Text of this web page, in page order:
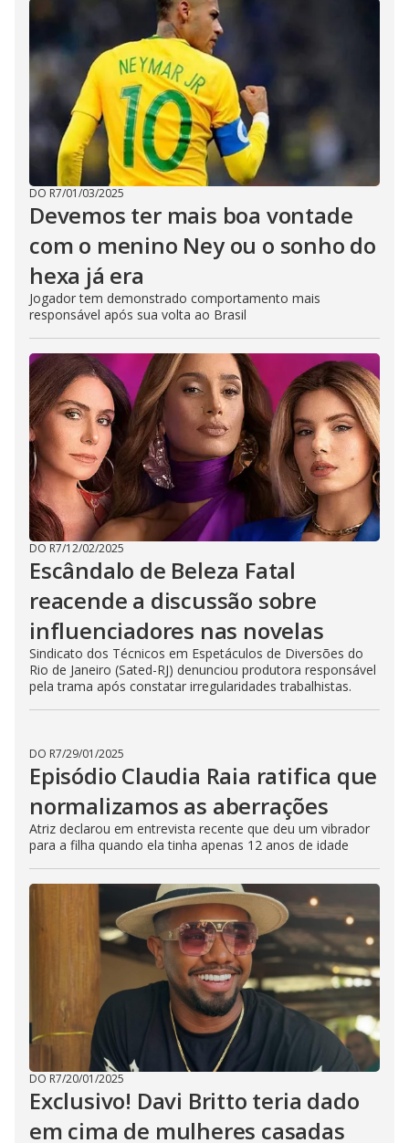
DO R7/01/03/2025
Devemos ter mais boa vontade
com o menino Ney ou o sonho do
hexa já era
Jogador tem demonstrado comportamento mais
responsável após sua volta ao Brasil
DO R7/12/02/2025
Escândalo de Beleza Fatal
reacende a discussão sobre
influenciadores nas novelas
Sindicato dos Técnicos em Espetáculos de Diversões do
Rio de Janeiro (Sated-RJ) denunciou produtora responsável
pela trama após constatar irregularidades trabalhistas.
DO R7/29/01/2025
Episódio Claudia Raia ratifica que
normalizamos as aberrações
Atriz declarou em entrevista recente que deu um vibrador
para a filha quando ela tinha apenas 12 anos de idade
DO R7/20/01/2025
Exclusivo! Davi Britto teria dado
em cima de mulheres casadas